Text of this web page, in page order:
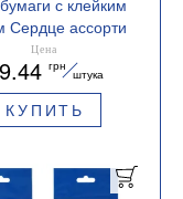
Сердце ассорти
BM.2362-
99
Цена
грн
штука
КУПИТЬ